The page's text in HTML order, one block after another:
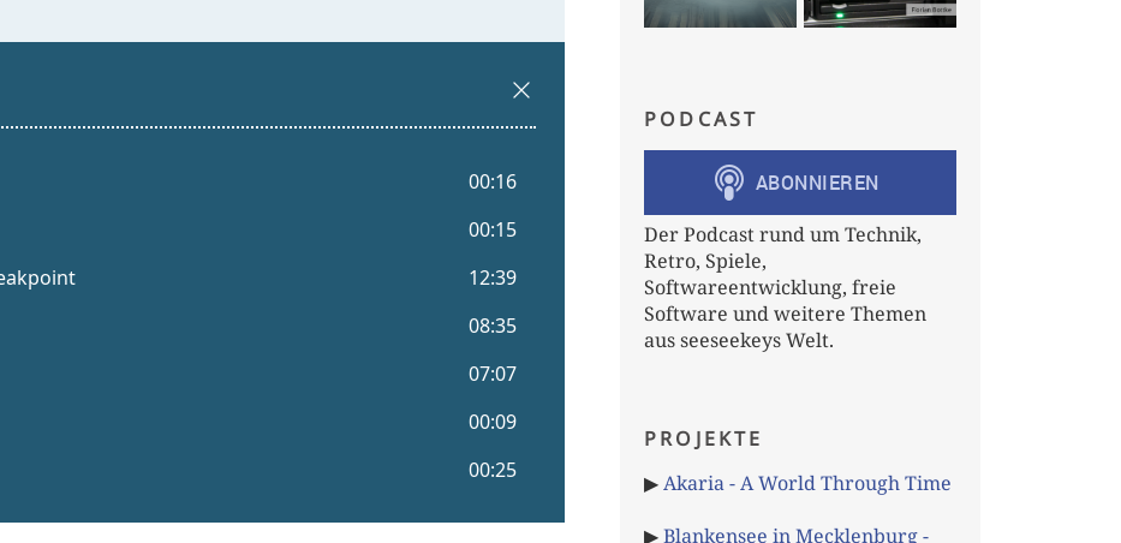
PODCAST
Der Podcast rund um Technik,
Retro, Spiele,
Softwareentwicklung, freie
Software und weitere Themen
aus seeseekeys Welt.
PROJEKTE
▶Akaria - A World Through Time
▶Blankensee in Mecklenburg -